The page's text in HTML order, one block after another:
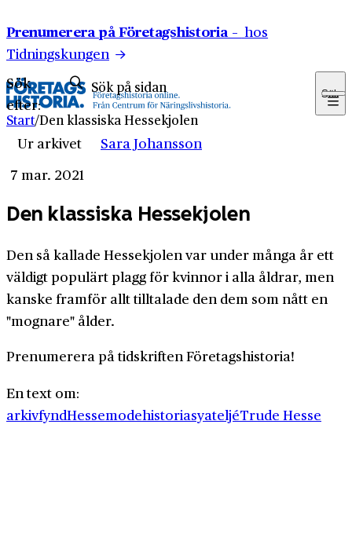
Prenumerera på Företagshistoria – hos
Tidningskungen
Sök
efter:
Sök
Start/Den klassiska Hessekjolen
Ur arkivet
Sara Johansson
7 mar. 2021
Den klassiska Hessekjolen
Den så kallade Hessekjolen var under många år ett
väldigt populärt plagg för kvinnor i alla åldrar, men
kanske framför allt tilltalade den dem som nått en
"mognare" ålder.
Prenumerera på tidskriften Företagshistoria!
En text om:
arkivfyndHessemodehistoriasyateljéTrude Hesse